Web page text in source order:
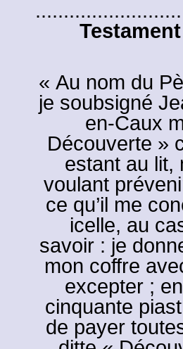
« Au nom du
je soubsigné
en-Caux
Découverte »
estant au lit,
voulant
ce qu’il me
icelle, au
savoir : je
mon coffre
excepter ;
cinquante
de payer